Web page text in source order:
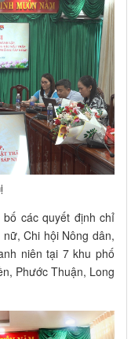
các quyết định chỉ
Chi hội Nông dân,
niên tại 7 khu phố
Phước Thuận, Long